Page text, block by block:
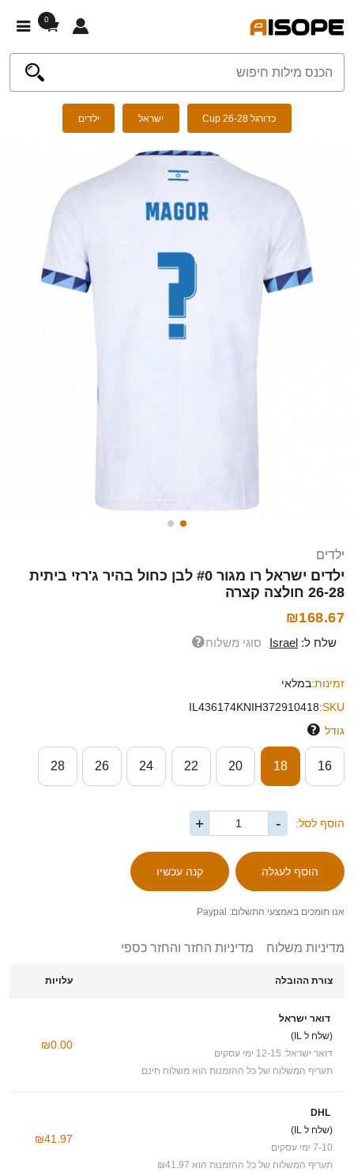
0
כדורגל Cup 26-28 ישראל ילדים
ילדים
ילדים ישראל רו מגור #0 לבן כחול בהיר ג'רזי ביתית
26-28 חולצה קצרה
₪168.67
שלח ל: Israel סוגי משלוח
זמינות:במלאי
SKU:
IL436174KNIH372910418
גודל
16
18
20
22
24
26
28
הוסף לסל: -
+
אנו תומכים באמצעי התשלום: Paypal
מדיניות משלוח מדיניות החזר והחזר כספי
צורת ההובלה עלויות
דואר ישראל
(שלח ל IL)
דואר ישראל: 12-15 ימי עסקים
תעריף המשלוח של כל ההזמנות הוא משלוח חינם
₪0.00
DHL
(שלח ל IL)
7-10 ימי עסקים
תעריף המשלוח של כל ההזמנות הוא ₪41.97
₪41.97